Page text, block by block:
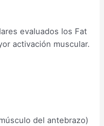
evaluados los Fat
activación muscular.
del antebrazo)